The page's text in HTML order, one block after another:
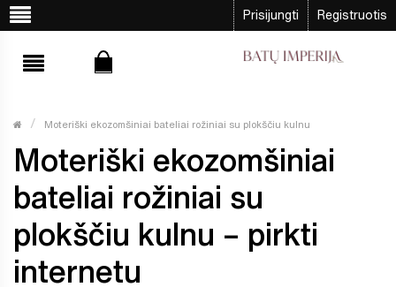
Prisijungti Registruotis
Moteriški ekozomšiniai bateliai rožiniai su plokščiu kulnu
Moteriški ekozomšiniai
bateliai rožiniai su
plokščiu kulnu – pirkti
internetu